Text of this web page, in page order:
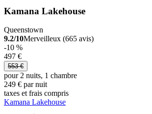
Kamana Lakehouse
Queenstown
9.2/10Merveilleux (665 avis)
-10 %
497 €
553 €
pour 2 nuits, 1 chambre
249 € par nuit
taxes et frais compris
Kamana Lakehouse